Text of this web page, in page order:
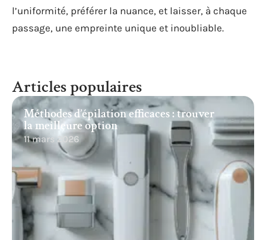
l’uniformité, préférer la nuance, et laisser, à chaque
passage, une empreinte unique et inoubliable.
Articles populaires
Méthodes d’épilation efficaces : trouver
la meilleure option
11 mars 2026